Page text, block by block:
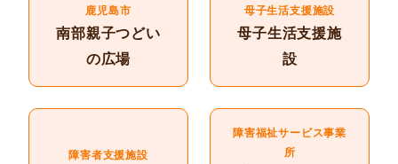
鹿児島市
南部親子つどい
の広場
母子生活支援施設
母子生活支援施
設
障害者支援施設
障害福祉サービス事業
所